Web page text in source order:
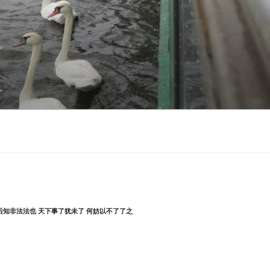
非法法也 天下事了犹未了 何妨以不了了之